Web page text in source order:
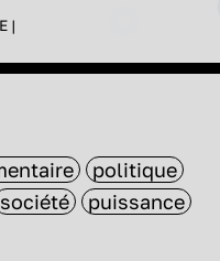
|
politique
société
puissance